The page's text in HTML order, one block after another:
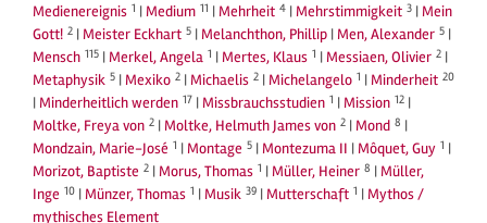
Medienereignis 1 | Medium 11 | Mehrheit 4 | Mehrstimmigkeit 3 | Mein
Gott! 2 | Meister Eckhart 5 | Melanchthon, Phillip | Men, Alexander 5 |
Mensch 115 | Merkel, Angela 1 | Mertes, Klaus 1 | Messiaen, Olivier 2 |
Metaphysik 5 | Mexiko 2 | Michaelis 2 | Michelangelo 1 | Minderheit 20
| Minderheitlich werden 17 | Missbrauchsstudien 1 | Mission 12 |
Moltke, Freya von 2 | Moltke, Helmuth James von 2 | Mond 8 |
Mondzain, Marie-José 1 | Montage 5 | Montezuma II | Môquet, Guy 1 |
Morizot, Baptiste 2 | Morus, Thomas 1 | Müller, Heiner 8 | Müller,
Inge 10 | Münzer, Thomas 1 | Musik 39 | Mutterschaft 1 | Mythos /
mythisches Element